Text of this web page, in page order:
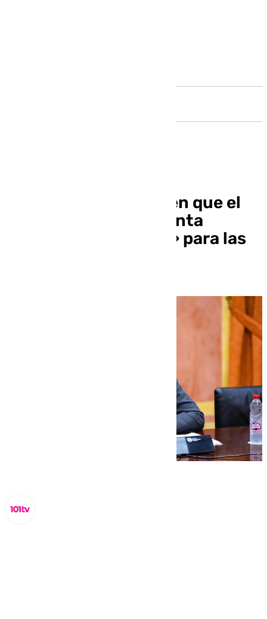
Los rectores advierten que el
presupuesto de la Junta
supone una «merma» para las